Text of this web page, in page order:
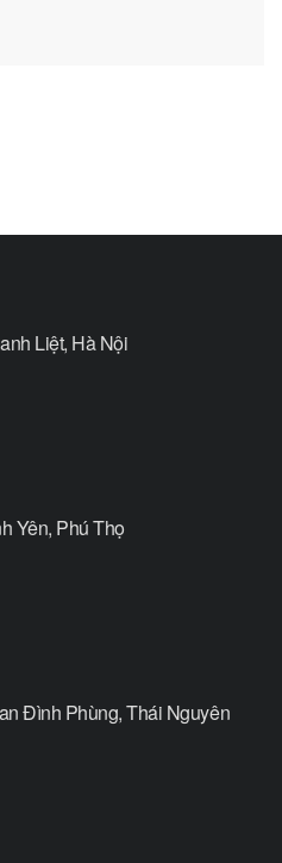
Liệt, Hà Nội
Yên, Phú Thọ
Đình Phùng, Thái Nguyên